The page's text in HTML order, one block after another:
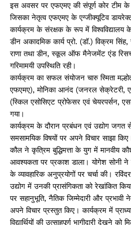
इस अवसर पर एफएमए की संपूर्ण कोर टीम के
जिसका नेतृत्व एफएमए के एग्जीक्यूटिव
कार्यक्रम के संरक्षक के रूप में विश्वविद्यालय
डीन अकादमिक कार्य प्रो. (डॉ.) विक्रम सिंह,
राणा तथा डीन, स्कूल ऑफ मैनेजमेंट एंड
गरिमामयी उपस्थिति रही।
कार्यक्रम का सफल संयोजन चारु स्मिता
एफएमए), मोनिका आनंद (जनरल सेक्रेटरी,
(स्किल एसोसिएट प्रोफेसर एवं चेयरपर्सन,
गया।
कार्यक्रम के दौरान प्रबंधन एवं उद्योग जगत
समसामयिक विषयों पर अपने विचार साझा
कौल ने कृत्रिम बुद्धिमत्ता के युग में मानवीय
आवश्यकता पर प्रकाश डाला। योगेश सोनी
के व्यावहारिक अनुप्रयोगों पर चर्चा की।
उद्योग में उनकी प्रासंगिकता को रेखांकित
पर सहानुभूति, नैतिक जिम्मेदारी और
अपने विचार प्रस्तुत किए। कार्यक्रम में
विद्यार्थियों की उत्साहपूर्ण भागीदारी देखने को